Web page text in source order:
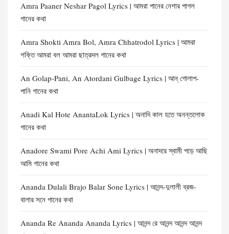
Amra Paaner Neshar Pagol Lyrics | আমরা পানের নেশার পাগল
গানের কথা
Amra Shokti Amra Bol, Amra Chhatrodol Lyrics | আমরা
শক্তি আমরা বল আমরা ছাত্রদল গানের কথা
An Golap-Pani, An Atordani Gulbage Lyrics | আন্ গোলাপ-
পানি গানের কথা
Anadi Kal Hote AnantaLok Lyrics | অনাদি কাল হতে অনন্তলোক
গানের কথা
Anadore Swami Pore Achi Ami Lyrics | অনাদরে স্বামী পড়ে আছি
আমি গানের কথা
Ananda Dulali Brajo Balar Sone Lyrics | আনন্দ-দুলালী ব্রজ-
বালার সনে গানের কথা
Ananda Re Ananda Ananda Lyrics | আনন্দ রে আনন্দ আনন্দ আনন্দ